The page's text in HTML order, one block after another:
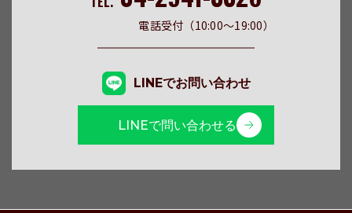
電話受付（10:00〜19:00）
LINEでお問い合わせ
LINEで問い合わせる